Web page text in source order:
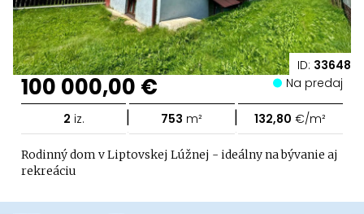
ID: 33648
100 000,00 € Na predaj
2 iz. | 753 m² | 132,80 €/m²
Rodinný dom v Liptovskej Lúžnej - ideálny na bývanie aj
rekreáciu